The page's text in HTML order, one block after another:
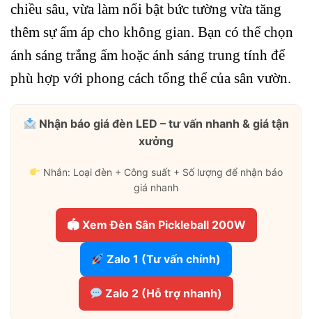
chiều sâu, vừa làm nổi bật bức tường vừa tăng
thêm sự ấm áp cho không gian. Bạn có thể chọn
ánh sáng trắng ấm hoặc ánh sáng trung tính để
phù hợp với phong cách tổng thể của sân vườn.
Nhận báo giá đèn LED – tư vấn nhanh & giá tận
xưởng
Nhắn: Loại đèn + Công suất + Số lượng để nhận báo
giá nhanh
🏟 Xem Đèn Sân Pickleball 200W
Zalo 1 (Tư vấn chính)
Zalo 2 (Hỗ trợ nhanh)